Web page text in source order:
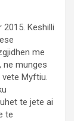
Keshilli
me
ne munges
Myftiu.
te jete ai
te